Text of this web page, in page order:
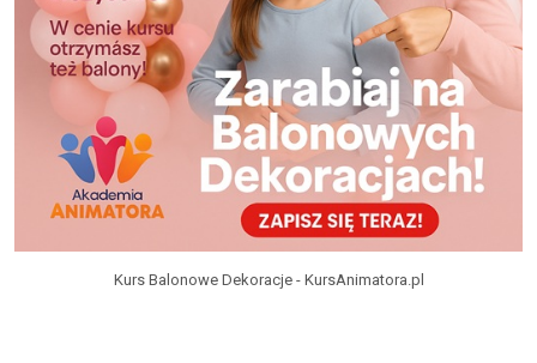
Kurs Balonowe Dekoracje - KursAnimatora.pl